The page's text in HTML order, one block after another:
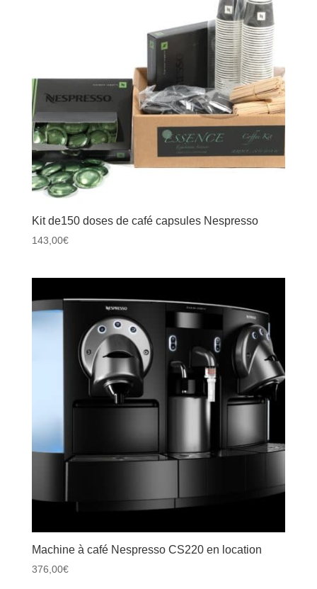
Kit de150 doses de café capsules Nespresso
143,00€
Machine à café Nespresso CS220 en location
376,00€